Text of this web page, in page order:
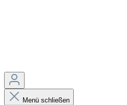
Menü schließen